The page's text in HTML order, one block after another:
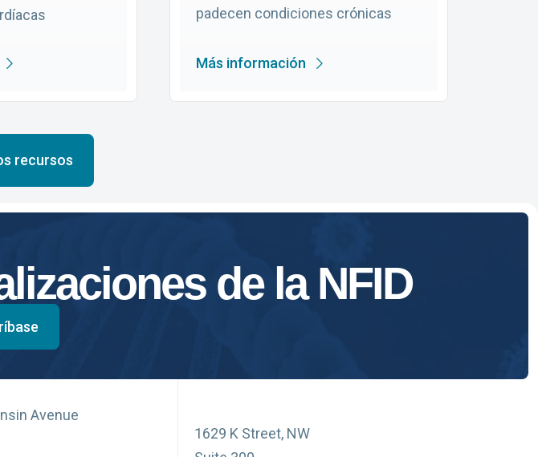
padecen condiciones crónicas
Más información
recursos
de la NFID
Avenue
1629 K Street, NW